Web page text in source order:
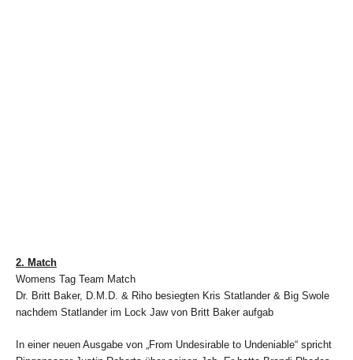
2. Match
Womens Tag Team Match
Dr. Britt Baker, D.M.D. & Riho besiegten Kris Statlander & Big Swole
nachdem Statlander im Lock Jaw von Britt Baker aufgab
In einer neuen Ausgabe von „From Undesirable to Undeniable“ spricht